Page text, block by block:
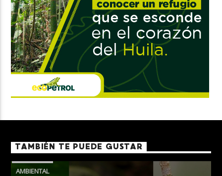
TAMBIÉN TE PUEDE GUSTAR
AMBIENTAL